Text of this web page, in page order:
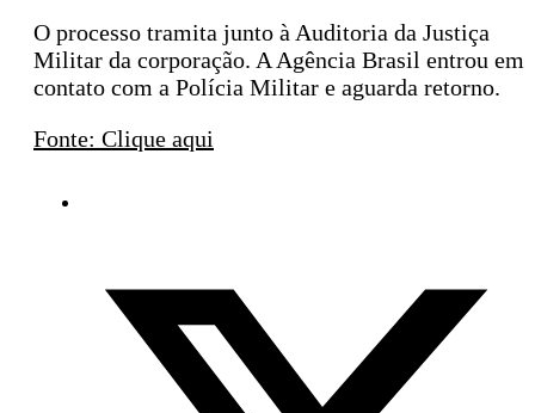
O processo tramita junto à Auditoria da Justiça
Militar da corporação. A Agência Brasil entrou em
contato com a Polícia Militar e aguarda retorno.
Fonte: Clique aqui